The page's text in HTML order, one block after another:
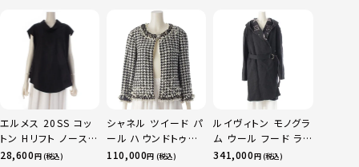
プラ ロング ワンピー
ス ドレス GO-
04057S ブラック S
エルメス 20SS コッ
トン Hリフト ノースリ
ーブ ブラウス トップ
28,600円 (税込)
シャネル ツイード パ
ール ハウンドトゥー
ス 千鳥柄 ノーカラー
110,000円 (税込)
ルイヴィトン モノグラ
ム ウール フード ラッ
プ コート アウター
341,000円 (税込)